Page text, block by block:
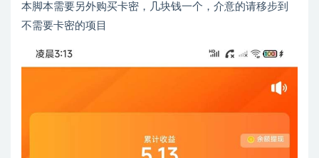
本脚本需要另外购买卡密，几块钱一个，介意的请移步到
不需要卡密的项目